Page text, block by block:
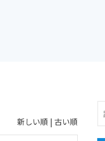
新しい順 | 古い順